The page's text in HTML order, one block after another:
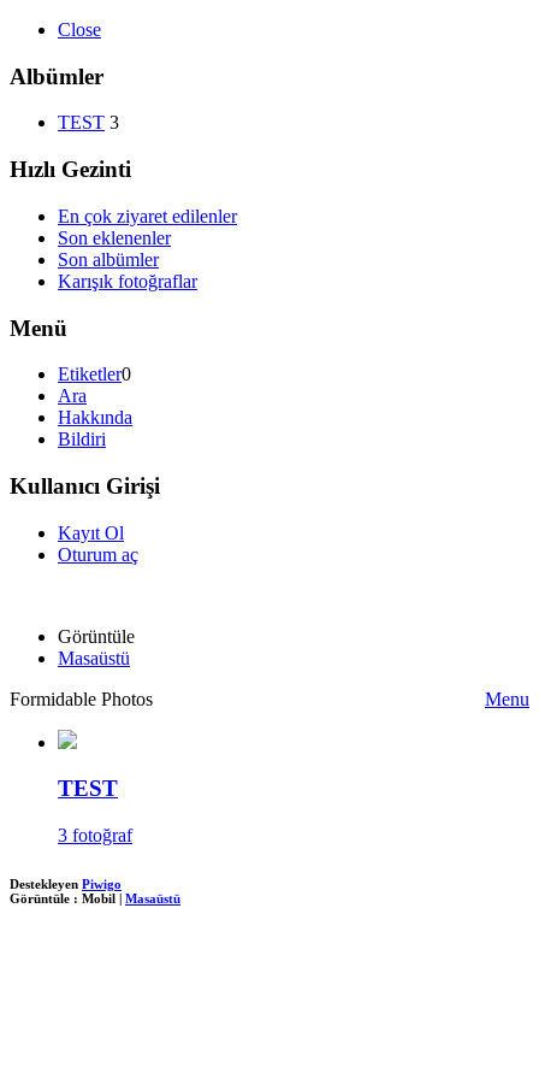
Close
Albümler
TEST 3
Hızlı Gezinti
En çok ziyaret edilenler
Son eklenenler
Son albümler
Karışık fotoğraflar
Menü
Etiketler0
Ara
Hakkında
Bildiri
Kullanıcı Girişi
Kayıt Ol
Oturum aç
Görüntüle
Masaüstü
Formidable Photos
Menu
TEST
3 fotoğraf
Destekleyen Piwigo
Görüntüle : Mobil | Masaüstü